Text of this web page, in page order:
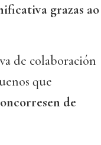
grazas ao
de colaboración
que
de